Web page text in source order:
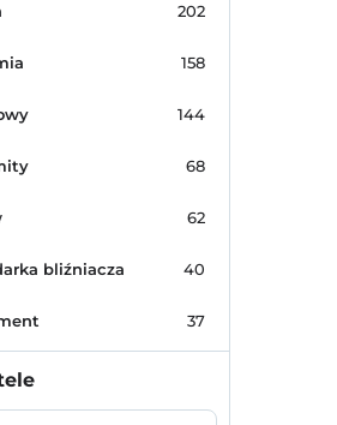
dla dzieci
202
158
144
68
62
bliźniacza 40
37
Apartament